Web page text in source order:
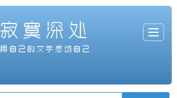
T
o
寂寞深处
用自己的文字感动自己